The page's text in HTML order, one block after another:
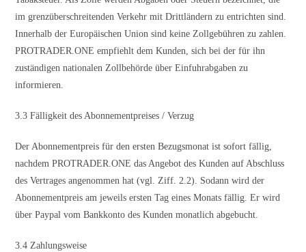
im grenzüberschreitenden Verkehr mit Drittländern zu entrichten sind.
Innerhalb der Europäischen Union sind keine Zollgebühren zu zahlen.
PROTRADER.ONE empfiehlt dem Kunden, sich bei der für ihn
zuständigen nationalen Zollbehörde über Einfuhrabgaben zu
informieren.
3.3 Fälligkeit des Abonnementpreises / Verzug
Der Abonnementpreis für den ersten Bezugsmonat ist sofort fällig,
nachdem PROTRADER.ONE das Angebot des Kunden auf Abschluss
des Vertrages angenommen hat (vgl. Ziff. 2.2). Sodann wird der
Abonnementpreis am jeweils ersten Tag eines Monats fällig. Er wird
über Paypal vom Bankkonto des Kunden monatlich abgebucht.
3.4 Zahlungsweise